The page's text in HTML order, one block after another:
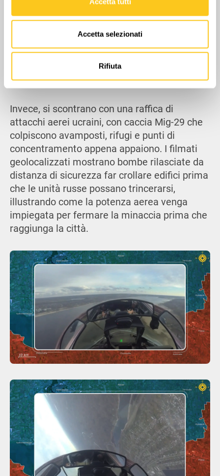
Utilizziamo i cookie per personalizzare contenuti ed
analizzare il nostro traffico. Condividiamo inoltre
informazioni sul modo in cui utilizzi il nostro sito con i
nostri partner che si occupano di analisi dei dati web,
Accetta selezionati
Rifiuta
Invece, si scontrano con una raffica di
attacchi aerei ucraini, con caccia Mig-29 che
colpiscono avamposti, rifugi e punti di
concentramento appena appaiono. I filmati
geolocalizzati mostrano bombe rilasciate da
distanza di sicurezza far crollare edifici prima
che le unità russe possano trincerarsi,
illustrando come la potenza aerea venga
impiegata per fermare la minaccia prima che
raggiunga la città.